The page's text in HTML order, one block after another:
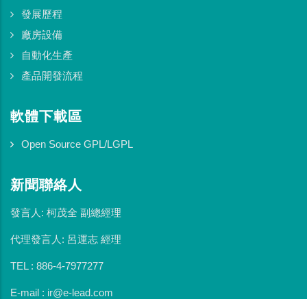
發展歷程
廠房設備
自動化生產
產品開發流程
軟體下載區
Open Source GPL/LGPL
新聞聯絡人
發言人: 柯茂全 副總經理
代理發言人: 呂運志 經理
TEL : 886-4-7977277
E-mail : ir@e-lead.com